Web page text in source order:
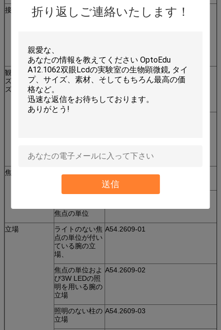
折り返しご連絡いたします！
送信
接眼レンズ
WF10x/23mm
の高い
イ・カップと）
A51.2621-10B
観覧の頭部及び
ズームレン
ズ ボディ
双眼頭部及びズ
ームレンズ ボデ
接眼レンズなし
A53.2611-1
接眼レンズなし
焦点の単位
3W LEDの反映
焦点の単位
A54.2608-2
立場
ライトのない焦
点の単位が付い
ている腕の立
場、
A54.2609-01
焦点の単位およ
び3W LEDの照
明を用いる腕の
立場
A54.2609-02
照明のない柱の
立場
A54.2609-03